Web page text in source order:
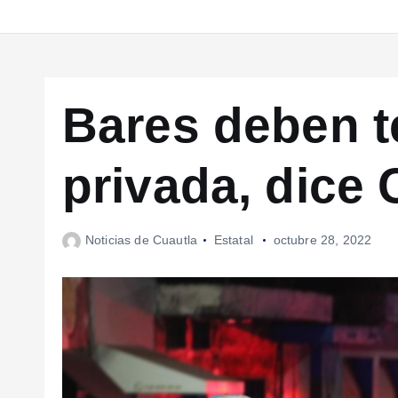
Bares deben
privada, dice
Noticias de Cuautla Estatal octubre 28, 2022